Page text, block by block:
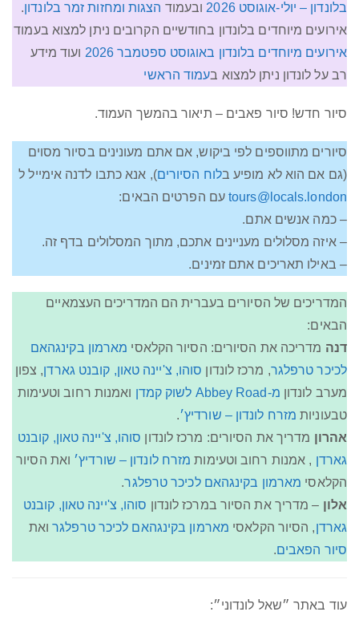
בלונדון – יולי-אוגוסט 2026
ובעמוד הצגות ומחזות זמר בלונדון.
אירועים מיוחדים בלונדון בחודשיים הקרובים ניתן למצוא בעמוד
אירועים מיוחדים בלונדון באוגוסט ספטמבר 2026
ועוד מידע
רב על לונדון ניתן למצוא בעמוד הראשי
סיור חדש! סיור פאבים – תיאור בהמשך העמוד.
סיורים מתווספים לפי ביקוש, אם אתם מעונינים בסיור מסוים
(גם אם הוא לא מופיע בלוח הסיורים), אנא כתבו לדנה אימייל ל
tours@locals.londonעם הפרטים הבאים:
– כמה אנשים אתם.
– איזה מסלולים מעניינים אתכם, מתוך המסלולים בדף זה.
– באילו תאריכים אתם זמינים.
המדריכים של הסיורים בעברית הם המדריכים העצמאיים
הבאים:
דנה מדריכה את הסיורים: הסיור הקלאסי מארמון בקינגהאם
לכיכר טרפלגר, מרכז לונדון סוהו, צ'יינה טאון, קובנט גארדן, צפון
מערב לונדון מ-Abbey Road לשוק קמדן
ואמנות רחוב וטעימות
טבעוניות מזרח לונדון – שורדיץ׳.
אהרון מדריך את הסיורים: מרכז לונדון סוהו, צ'יינה טאון, קובנט
גארדן , אמנות רחוב וטעימות מזרח לונדון – שורדיץ׳ ואת הסיור
הקלאסי מארמון בקינגהאם לכיכר טרפלגר.
אלון – מדריך את הסיור במרכז לונדון סוהו, צ'יינה טאון, קובנט
גארדן, הסיור הקלאסי מארמון בקינגהאם לכיכר טרפלגרואת
סיור הפאבים.
עוד באתר ״שאל לונדוני״: